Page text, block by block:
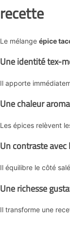
recette
Le mélange épice
Une identité tex-
Il apporte
Une chaleur
Les épices relèvent
Un contraste
Il équilibre le côté
Une richesse
Il transforme une